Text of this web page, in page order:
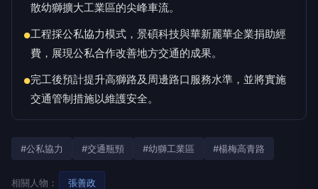
散幼獅擴大工業區的尖峰車流。
●工程採公私協力模式，景碩科技與華新麗華企業捐助經
費，展現公私合作改善地方交通的成果。
●完工後預計提升高獅路及周邊路口服務水準，並將實施
交通管制措施以維護安全。
#公私協力 #交通瓶頸 #幼獅工業區 #楊梅高青路
相關人物： 張善政